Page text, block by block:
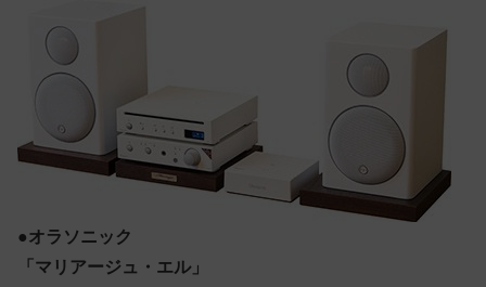
●オラソニック
「マリアージュ・エル」